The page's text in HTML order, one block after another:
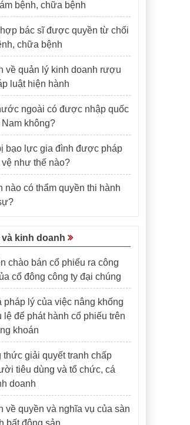
bệnh, chữa bệnh
bác sĩ được quyền từ chối
chữa bệnh
về quản lý kinh doanh rượu
luật hiện hành
ngoài có được nhập quốc
không?
bạo lực gia đình được pháp
vệ như thế nào?
nào có thẩm quyền thi hành
và kinh doanh
chào bán cổ phiếu ra công
cổ đông công ty đại chúng
pháp lý của việc nâng khống
lệ để phát hành cổ phiếu trên
khoán
thức giải quyết tranh chấp
tiêu dùng và tổ chức, cá
doanh
về quyền và nghĩa vụ của sàn
bất động sản